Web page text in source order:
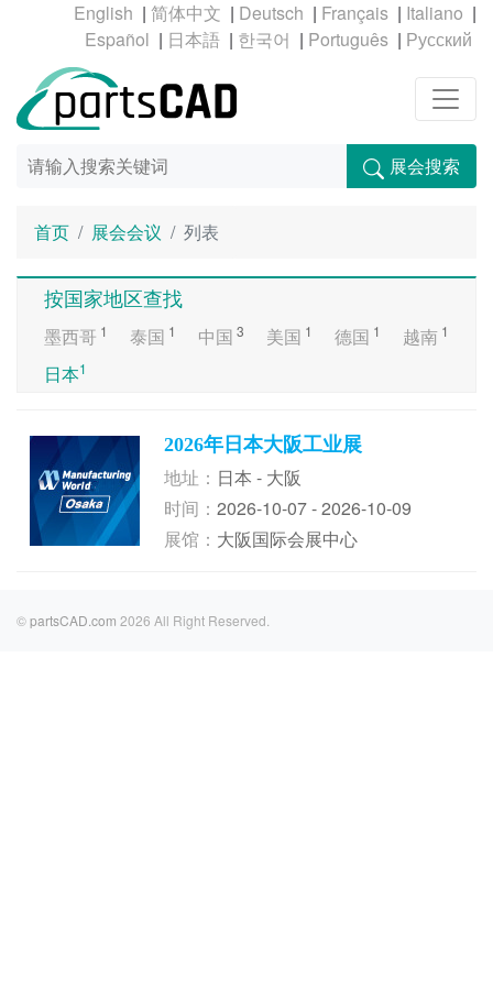
| | | |
|
|
| | |
展会搜索
首页 展会会议 列表
按国家地区查找
墨西哥 1 泰国 1 中国 3 美国 1 德国 1 越南 1
日本1
2026年日本大阪工业展
地址： 日本 - 大阪
时间： 2026-10-07 - 2026-10-09
展馆： 大阪国际会展中心
©partsCAD.com 2026 All Right Reserved.